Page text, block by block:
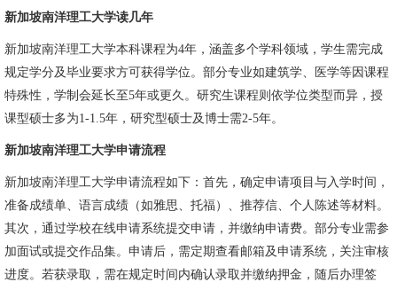
新加坡南洋理工大学读几年
新加坡南洋理工大学本科课程为4年，涵盖多个学科领域，学生需完成
规定学分及毕业要求方可获得学位。部分专业如建筑学、医学等因课程
特殊性，学制会延长至5年或更久。研究生课程则依学位类型而异，授
课型硕士多为1-1.5年，研究型硕士及博士需2-5年。
新加坡南洋理工大学申请流程
新加坡南洋理工大学申请流程如下：首先，确定申请项目与入学时间，
准备成绩单、语言成绩（如雅思、托福）、推荐信、个人陈述等材料。
其次，通过学校在线申请系统提交申请，并缴纳申请费。部分专业需参
加面试或提交作品集。申请后，需定期查看邮箱及申请系统，关注审核
进度。若获录取，需在规定时间内确认录取并缴纳押金，随后办理签